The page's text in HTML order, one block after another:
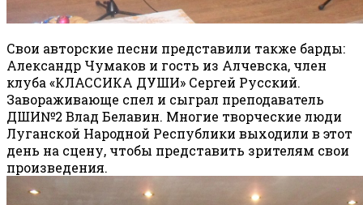
Свои авторские песни представили также барды:
Александр Чумаков и гость из Алчевска, член
клуба «КЛАССИКА ДУШИ» Сергей Русский.
Завораживающе спел и сыграл преподаватель
ДШИ№2 Влад Белавин. Многие творческие люди
Луганской Народной Республики выходили в этот
день на сцену, чтобы представить зрителям свои
произведения.